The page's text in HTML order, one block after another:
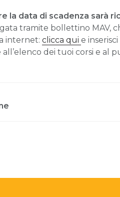
la data di scadenza sarà
tramite bollettino MAV,
internet: clicca qui e
dei tuoi corsi e al